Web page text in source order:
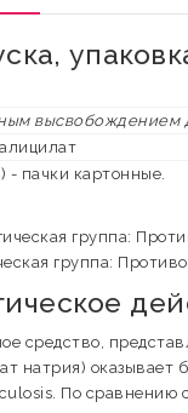
высвобождением
- пачки картонные.
группа:
группа:
средство,
натрия) оказывает
По сравнению